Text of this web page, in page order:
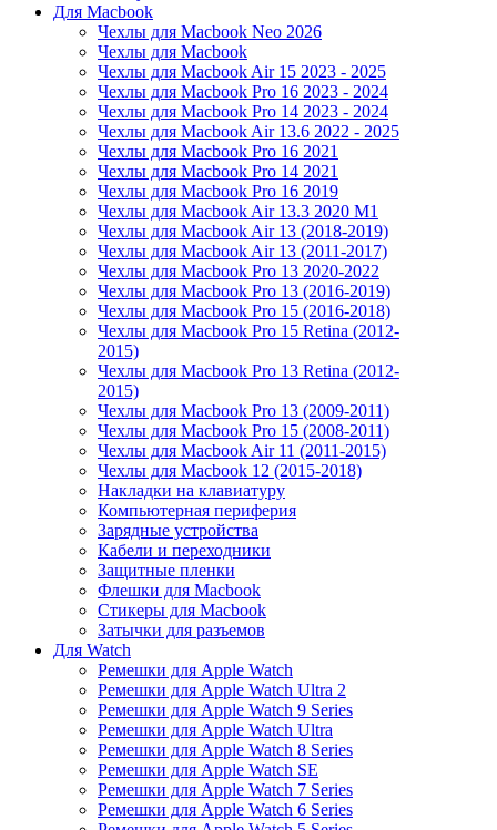
Для Macbook
Чехлы для Macbook Neo 2026
Чехлы для Macbook
Чехлы для Macbook Air 15 2023 - 2025
Чехлы для Macbook Pro 16 2023 - 2024
Чехлы для Macbook Pro 14 2023 - 2024
Чехлы для Macbook Air 13.6 2022 - 2025
Чехлы для Macbook Pro 16 2021
Чехлы для Macbook Pro 14 2021
Чехлы для Macbook Pro 16 2019
Чехлы для Macbook Air 13.3 2020 M1
Чехлы для Macbook Air 13 (2018-2019)
Чехлы для Macbook Air 13 (2011-2017)
Чехлы для Macbook Pro 13 2020-2022
Чехлы для Macbook Pro 13 (2016-2019)
Чехлы для Macbook Pro 15 (2016-2018)
Чехлы для Macbook Pro 15 Retina (2012-
2015)
Чехлы для Macbook Pro 13 Retina (2012-
2015)
Чехлы для Macbook Pro 13 (2009-2011)
Чехлы для Macbook Pro 15 (2008-2011)
Чехлы для Macbook Air 11 (2011-2015)
Чехлы для Macbook 12 (2015-2018)
Накладки на клавиатуру
Компьютерная периферия
Зарядные устройства
Кабели и переходники
Защитные пленки
Флешки для Macbook
Стикеры для Macbook
Затычки для разъемов
Для Watch
Ремешки для Apple Watch
Ремешки для Apple Watch Ultra 2
Ремешки для Apple Watch 9 Series
Ремешки для Apple Watch Ultra
Ремешки для Apple Watch 8 Series
Ремешки для Apple Watch SE
Ремешки для Apple Watch 7 Series
Ремешки для Apple Watch 6 Series